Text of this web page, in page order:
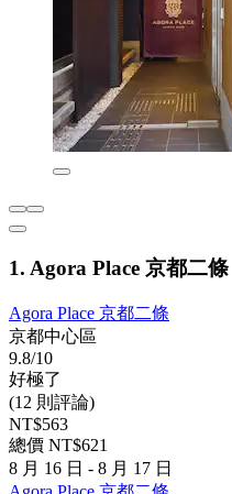
1. Agora Place 京都二條
Agora Place 京都二條
京都中心區
9.8/10
好極了
(12 則評論)
NT$563
總價 NT$621
8 月 16 日 - 8 月 17 日